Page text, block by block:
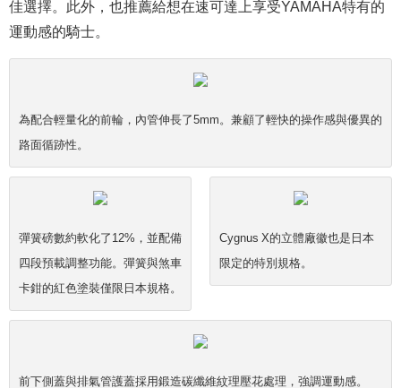
佳選擇。此外，也推薦給想在速可達上享受YAMAHA特有的
運動感的騎士。
為配合輕量化的前輪，內管伸長了5mm。兼顧了輕快的操作感與優異的
路面循跡性。
彈簧磅數約軟化了12%，並配備
四段預載調整功能。彈簧與煞車
卡鉗的紅色塗裝僅限日本規格。
Cygnus X的立體廠徽也是日本
限定的特別規格。
前下側蓋與排氣管護蓋採用鍛造碳纖維紋理壓花處理，強調運動感。